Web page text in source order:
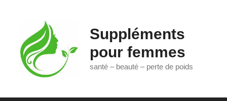
Suppléments
pour femmes
santé – beauté – perte de poids